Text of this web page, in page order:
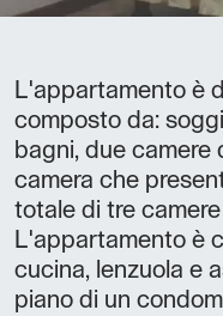
L'appartamento è
composto da:
bagni, due camere
camera che
totale di tre
L'appartamento è
cucina, lenzuola e
piano di un